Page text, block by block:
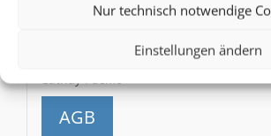
Nur technisch notwendige
Einstellungen ändern
Gepäck
Cathay Pacific
AGB